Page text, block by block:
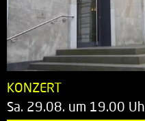
KONZERT
Sa. 29.08. um 19.00